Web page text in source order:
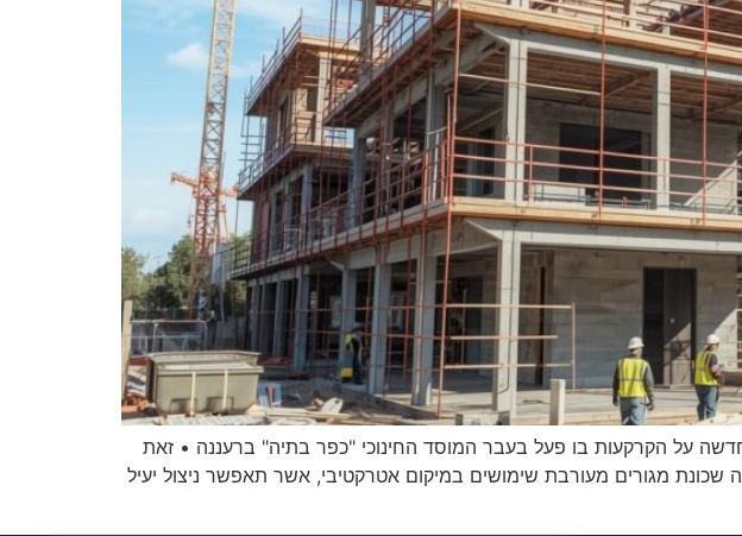
על הקרקעות בו פעל בעבר המוסד החינוכי "כפר בתיה" ברעננה • זאת
מגורים מעורבת שימושים במיקום אטרקטיבי, אשר תאפשר ניצול יעיל